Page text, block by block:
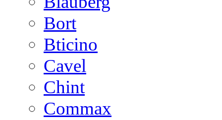
Bort
Bticino
Cavel
Chint
Commax